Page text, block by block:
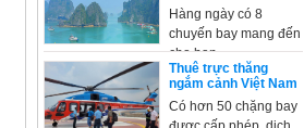
Hàng ngày có 8
chuyến bay mang đến
cho bạn
Thuê trực thăng
ngắm cảnh Việt Nam
Có hơn 50 chặng bay